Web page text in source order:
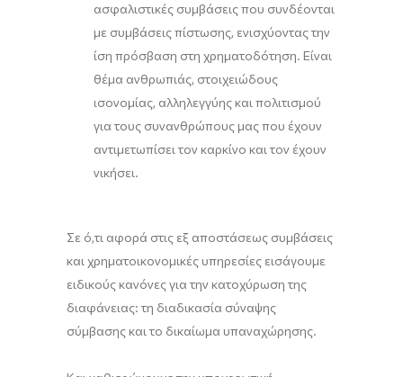
ασφαλιστικές συμβάσεις που συνδέονται
με συμβάσεις πίστωσης, ενισχύοντας την
ίση πρόσβαση στη χρηματοδότηση. Είναι
θέμα ανθρωπιάς, στοιχειώδους
ισονομίας, αλληλεγγύης και πολιτισμού
για τους συνανθρώπους μας που έχουν
αντιμετωπίσει τον καρκίνο και τον έχουν
νικήσει.
Σε ό,τι αφορά στις εξ αποστάσεως συμβάσεις
και χρηματοικονομικές υπηρεσίες εισάγουμε
ειδικούς κανόνες για την κατοχύρωση της
διαφάνειας: τη διαδικασία σύναψης
σύμβασης και το δικαίωμα υπαναχώρησης.